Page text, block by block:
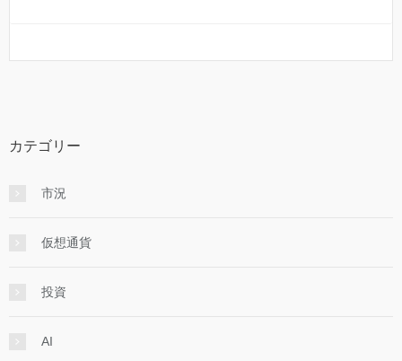
カテゴリー
市況
仮想通貨
投資
AI